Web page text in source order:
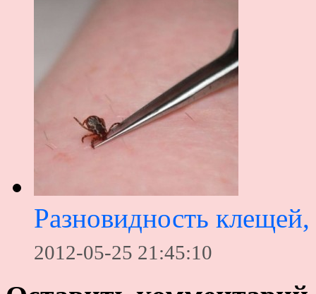
Разновидность
2012-05-25 21:45:10